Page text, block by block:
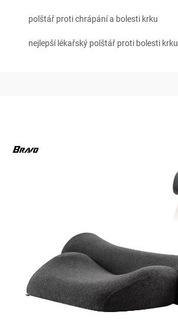
polštář proti chrápání a bolesti krku
nejlepší lékařský polštář proti bolesti krku